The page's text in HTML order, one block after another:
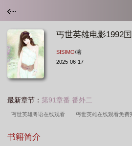
丐世英雄电影1992
SISIMO/著
2025-06-17
最新章节： 第91章番 番外二
丐世英雄粤语在线观看 丐世英雄在线观看免费
剧 丐世英雄许冠文完整版
书籍简介